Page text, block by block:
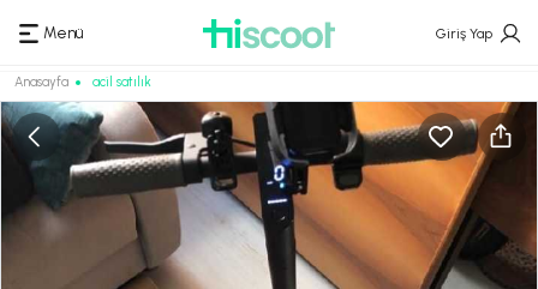
Menü Giriş Yap
Anasayfa acil satılık